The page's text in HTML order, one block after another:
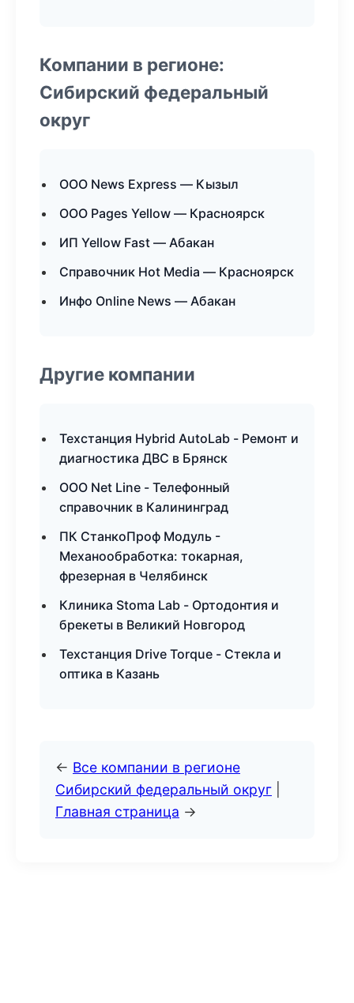
Компании в регионе:
Сибирский федеральный
округ
ООО News Express — Кызыл
ООО Pages Yellow — Красноярск
ИП Yellow Fast — Абакан
Справочник Hot Media — Красноярск
Инфо Online News — Абакан
Другие компании
Техстанция Hybrid AutoLab - Ремонт и
диагностика ДВС в Брянск
ООО Net Line - Телефонный
справочник в Калининград
ПК СтанкоПроф Модуль -
Механообработка: токарная,
фрезерная в Челябинск
Клиника Stoma Lab - Ортодонтия и
брекеты в Великий Новгород
Техстанция Drive Torque - Стекла и
оптика в Казань
← Все компании в регионе
Сибирский федеральный округ
Главная страница →